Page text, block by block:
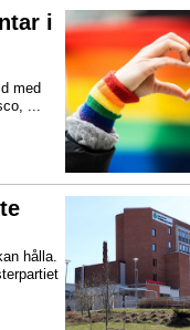
i
med
...
hålla.